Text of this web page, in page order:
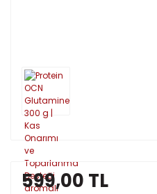
599,00 TL